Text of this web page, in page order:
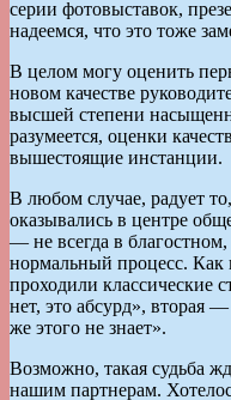
серии фотовыставок,
надеемся, что это тоже
В целом могу оценить
новом качестве
высшей степени
разумеется, оценки
вышестоящие инстанции.
В любом случае, радует
оказывались в центре
— не всегда в
нормальный процесс. Как
проходили классические
нет, это абсурд», вторая
же этого не знает».
Возможно, такая судьба
нашим партнерам.